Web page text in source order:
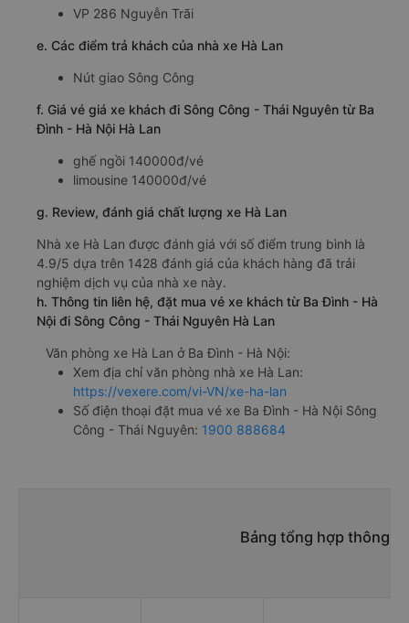
VP 286 Nguyễn Trãi
e. Các điểm trả khách của nhà xe Hà Lan
Nút giao Sông Công
f. Giá vé giá xe khách đi Sông Công - Thái Nguyên từ Ba
Đình - Hà Nội Hà Lan
ghế ngồi 140000đ/vé
limousine 140000đ/vé
g. Review, đánh giá chất lượng xe Hà Lan
Nhà xe Hà Lan được đánh giá với số điểm trung bình là
4.9/5 dựa trên 1428 đánh giá của khách hàng đã trải
nghiệm dịch vụ của nhà xe này.
h. Thông tin liên hệ, đặt mua vé xe khách từ Ba Đình - Hà
Nội đi Sông Công - Thái Nguyên Hà Lan
Văn phòng xe Hà Lan ở Ba Đình - Hà Nội:
Xem địa chỉ văn phòng nhà xe Hà Lan:
https://vexere.com/vi-VN/xe-ha-lan
Số điện thoại đặt mua vé xe Ba Đình - Hà Nội Sông
Công - Thái Nguyên: 1900 888684
Bảng tổng hợp thông